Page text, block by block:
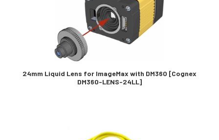
24mm Liquid Lens for ImageMax with DM360 [Cognex
DM360-LENS-24LL]